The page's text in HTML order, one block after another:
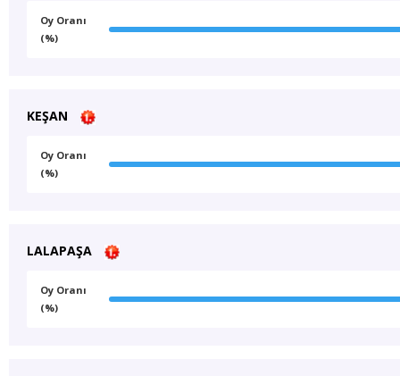
Oy Oranı
(%)
KEŞAN
Oy Oranı
(%)
LALAPAŞA
Oy Oranı
(%)